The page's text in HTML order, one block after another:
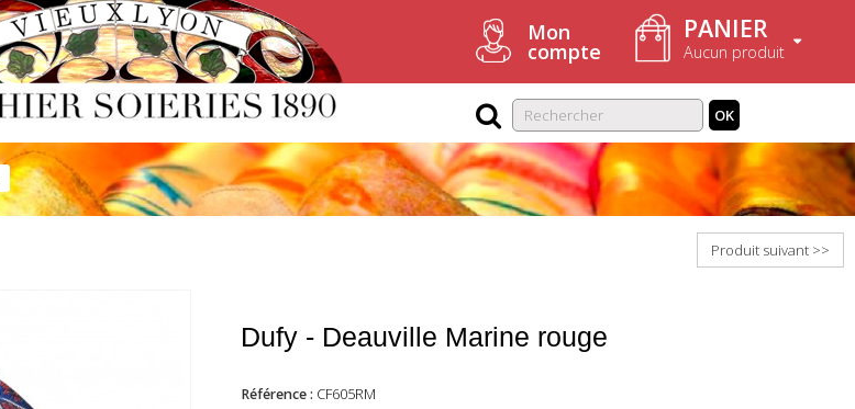
Mon
compte
PANIER
Aucun produit
OK
Produit suivant >>
Dufy - Deauville Marine rouge
Référence : CF605RM